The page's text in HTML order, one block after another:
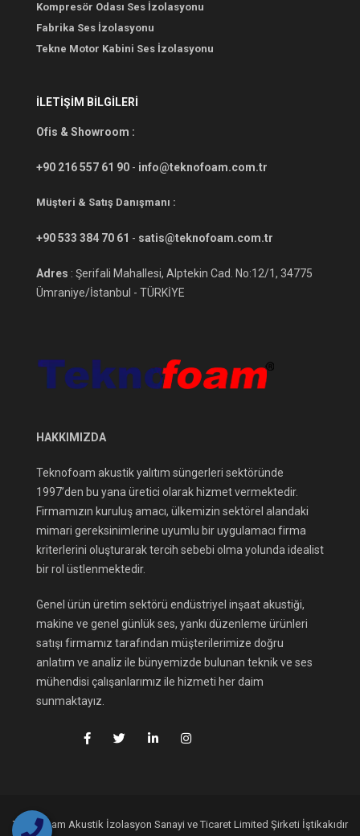
Kompresör Odası Ses İzolasyonu
Fabrika Ses İzolasyonu
Tekne Motor Kabini Ses İzolasyonu
İLETİŞİM BİLGİLERİ
Ofis & Showroom :
+90 216 557 61 90 - info@teknofoam.com.tr
Müşteri & Satış Danışmanı :
+90 533 384 70 61 - satis@teknofoam.com.tr
Adres : Şerifali Mahallesi, Alptekin Cad. No:12/1, 34775
Ümraniye/İstanbul - TÜRKİYE
HAKKIMIZDA
Teknofoam akustik yalıtım süngerleri sektöründe
1997’den bu yana üretici olarak hizmet vermektedir.
Firmamızın kuruluş amacı, ülkemizin sektörel alandaki
mimari gereksinimlerine uyumlu bir uygulamacı firma
kriterlerini oluşturarak tercih sebebi olma yolunda idealist
bir rol üstlenmektedir.
Genel ürün üretim sektörü endüstriyel inşaat akustiği,
makine ve genel günlük ses, yankı düzenleme ürünleri
satışı firmamız tarafından müşterilerimize doğru
anlatım ve analiz ile bünyemizde bulunan teknik ve ses
mühendisi çalışanlarımız ile hizmeti her daim
sunmaktayız.
Teknofoam Akustik İzolasyon Sanayi ve Ticaret Limited Şirketi İştikakıdır